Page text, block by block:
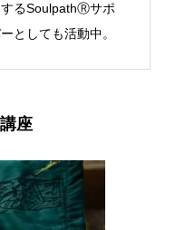
るSoulpathⓇサポ
としても活動中。
座